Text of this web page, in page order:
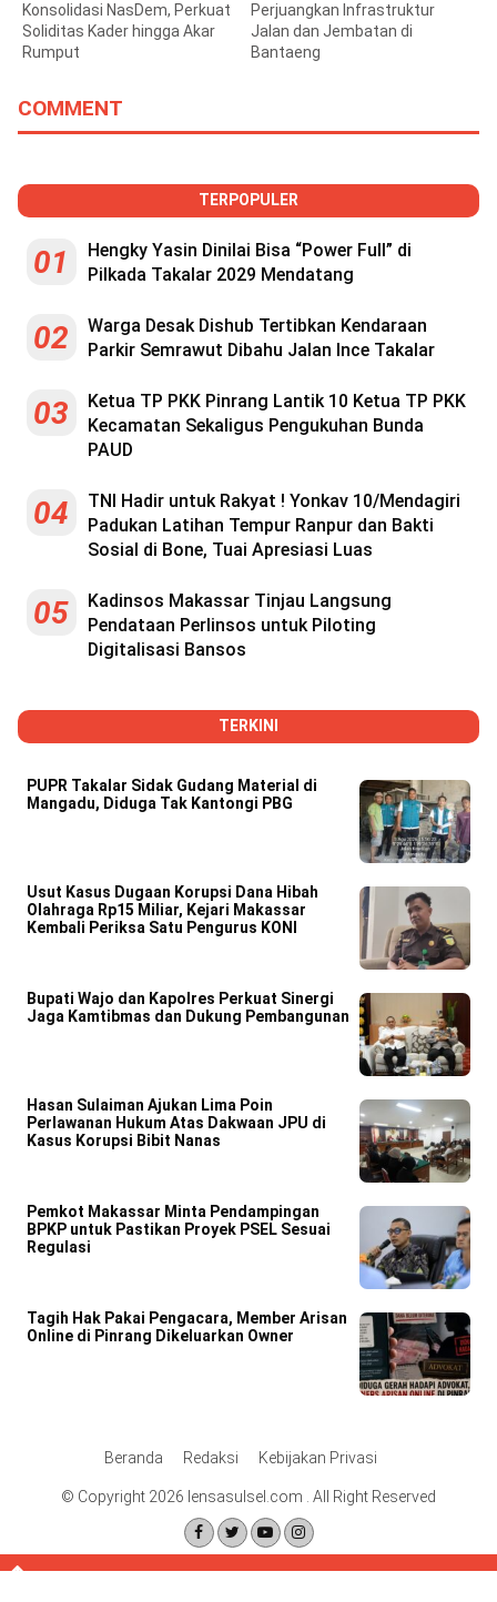
Konsolidasi NasDem, Perkuat
Soliditas Kader hingga Akar
Rumput
Perjuangkan Infrastruktur
Jalan dan Jembatan di
Bantaeng
COMMENT
TERPOPULER
01
Hengky Yasin Dinilai Bisa “Power Full” di
Pilkada Takalar 2029 Mendatang
02
Warga Desak Dishub Tertibkan Kendaraan
Parkir Semrawut Dibahu Jalan Ince Takalar
03
Ketua TP PKK Pinrang Lantik 10 Ketua TP PKK
Kecamatan Sekaligus Pengukuhan Bunda
PAUD
04
TNI Hadir untuk Rakyat ! Yonkav 10/Mendagiri
Padukan Latihan Tempur Ranpur dan Bakti
Sosial di Bone, Tuai Apresiasi Luas
05
Kadinsos Makassar Tinjau Langsung
Pendataan Perlinsos untuk Piloting
Digitalisasi Bansos
TERKINI
PUPR Takalar Sidak Gudang Material di
Mangadu, Diduga Tak Kantongi PBG
Usut Kasus Dugaan Korupsi Dana Hibah
Olahraga Rp15 Miliar, Kejari Makassar
Kembali Periksa Satu Pengurus KONI
Bupati Wajo dan Kapolres Perkuat Sinergi
Jaga Kamtibmas dan Dukung Pembangunan
Hasan Sulaiman Ajukan Lima Poin
Perlawanan Hukum Atas Dakwaan JPU di
Kasus Korupsi Bibit Nanas
Pemkot Makassar Minta Pendampingan
BPKP untuk Pastikan Proyek PSEL Sesuai
Regulasi
Tagih Hak Pakai Pengacara, Member Arisan
Online di Pinrang Dikeluarkan Owner
Beranda Redaksi Kebijakan Privasi
© Copyright 2026 lensasulsel.com . All Right Reserved